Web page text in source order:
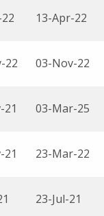
13-Apr-22
22 03-Nov-22
21 03-Mar-25
21 23-Mar-22
23-Jul-21